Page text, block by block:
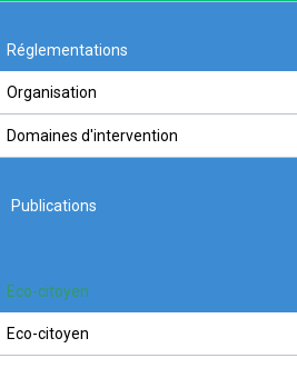
Réglementations
Organisation
Domaines d'intervention
Publications
Eco-citoyen
Eco-citoyen